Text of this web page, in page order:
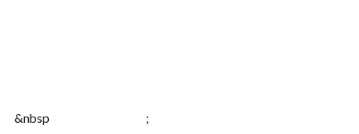
&nbsp ;